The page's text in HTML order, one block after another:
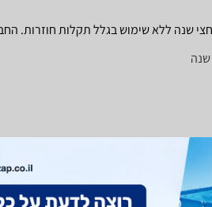
שנה ללא שימוש בגלל תקלות חוזרות.
שנה
התפעול, עמידות לאורך זמן
חוו"ד לא עזרה